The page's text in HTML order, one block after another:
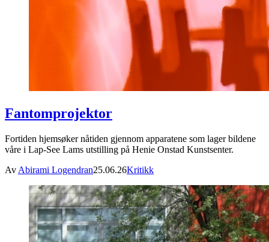
Fantomprojektor
Fortiden hjemsøker nåtiden gjennom apparatene som lager bildene
våre i Lap-See Lams utstilling på Henie Onstad Kunstsenter.
Av Abirami Logendran25.06.26Kritikk